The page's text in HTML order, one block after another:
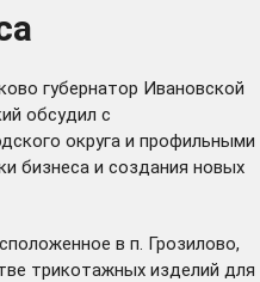
губернатор Ивановской
обсудил с
округа и профильными
бизнеса и создания новых
в п. Грозилово,
трикотажных изделий для